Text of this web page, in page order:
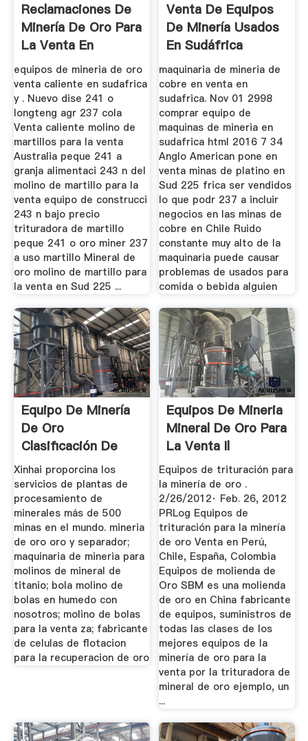
Reclamaciones De
Minería De Oro Para
La Venta En
Sudáfrica
equipos de mineria de oro
venta caliente en sudafrica
y . Nuevo dise 241 o
longteng agr 237 cola
Venta caliente molino de
martillos para la venta
Australia peque 241 a
granja alimentaci 243 n del
molino de martillo para la
venta equipo de construcci
243 n bajo precio
trituradora de martillo
peque 241 o oro miner 237
a uso martillo Mineral de
oro molino de martillo para
la venta en Sud 225 ...
Venta De Equipos
De Minería Usados
En Sudáfrica
maquinaria de mineria de
cobre en venta en
sudafrica. Nov 01 2998
comprar equipo de
maquinas de mineria en
sudafrica html 2016 7 34
Anglo American pone en
venta minas de platino en
Sud 225 frica ser vendidos
lo que podr 237 a incluir
negocios en las minas de
cobre en Chile Ruido
constante muy alto de la
maquinaria puede causar
problemas de usados para
comida o bebida alguien
Equipo De Minería
De Oro
Clasificación De
Minerales ...
Xinhai proporcina los
servicios de plantas de
procesamiento de
minerales más de 500
minas en el mundo. mineria
de oro oro y separador;
maquinaria de mineria para
molinos de mineral de
titanio; bola molino de
bolas en humedo con
nosotros; molino de bolas
para la venta za; fabricante
de celulas de flotacion
para la recuperacion de oro
Equipos De Mineria
Mineral De Oro Para
La Venta Il
Equipos de trituración para
la minería de oro .
2/26/2012· Feb. 26, 2012
PRLog Equipos de
trituración para la minería
de oro Venta en Perú,
Chile, España, Colombia
Equipos de molienda de
Oro SBM es una molienda
de oro en China fabricante
de equipos, suministros de
todas las clases de los
mejores equipos de la
minería de oro para la
venta por la trituradora de
mineral de oro ejemplo, un
...